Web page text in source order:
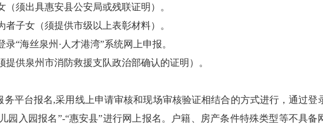
出具惠安县公安局或残联证明）。
女（须提供市级以上表彰材料）。
海丝泉州·人才港湾”系统网上申报。
泉州市消防救援支队政治部确认的证明）。
平台报名,采用线上申请审核和现场审核验证相结合的方式进行，通过登
园入园报名”-“惠安县”进行网上报名。户籍、房产条件特殊类型等不具备